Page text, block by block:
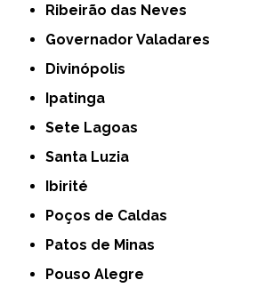
Ribeirão das Neves
Governador Valadares
Divinópolis
Ipatinga
Sete Lagoas
Santa Luzia
Ibirité
Poços de Caldas
Patos de Minas
Pouso Alegre